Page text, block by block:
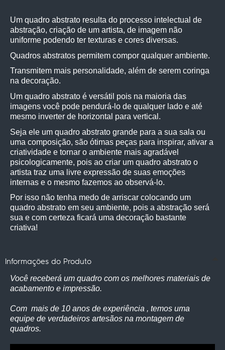
Um quadro abstrato resulta do processo intelectual de
abstração, criação de um artista, de imagem não
uniforme podendo ter texturas e cores diversas.
Quadros abstratos permitem compor qualquer ambiente.
Transmitem mais personalidade, além de serem coringa
na decoração.
Um quadro abstrato é versátil pois na maioria das
imagens você pode pendurá-lo de qualquer lado e até
mesmo inverter de horizontal para vertical.
Seja ele um quadro abstrato grande para a sua sala ou
uma composição, são ótimas peças para inspirar, ativar a
criatividade e tornar o ambiente mais agradável
psicologicamente, pois ao criar um quadro abstrato o
artista traz uma livre expressão de suas emoções
internas e o mesmo fazemos ao observá-lo.
Por isso não tenha medo de arriscar colocando um
quadro abstrato em seu ambiente, pois a abstração será
sua e com certeza ficará uma decoração bastante
criativa!
Informações do Produto
Você receberá um quadro com os melhores materiais de
acabamento e impressão.
Com mais de 10 anos de experiência , temos uma
equipe de verdadeiros artesãos na montagem de
quadros.